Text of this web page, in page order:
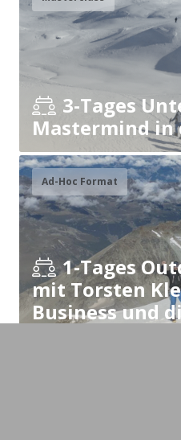
3-Tages
Mastermind in
Ad-Hoc Format
1-Tages
mit Torsten
Business und